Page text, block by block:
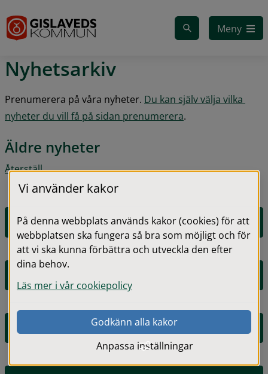
Meny
Nyhetsarkiv
Prenumerera på våra nyheter. Du kan själv välja vilka
nyheter du vill få på sidan prenumerera.
Äldre nyheter
Återställ
2026
2024
Vi använder kakor
På denna webbplats används kakor (cookies) för att
webbplatsen ska fungera så bra som möjligt och för
att vi ska kunna förbättra och utveckla den efter
dina behov.
Läs mer i vår cookiepolicy
Godkänn alla kakor
Anpassa inställningar